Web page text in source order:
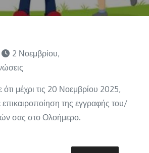
2 Νοεμβρίου,
μέχρι τις 20 Νοεμβρίου 2025,
επικαιροποίηση της εγγραφής του/
σας στο Ολοήμερο.